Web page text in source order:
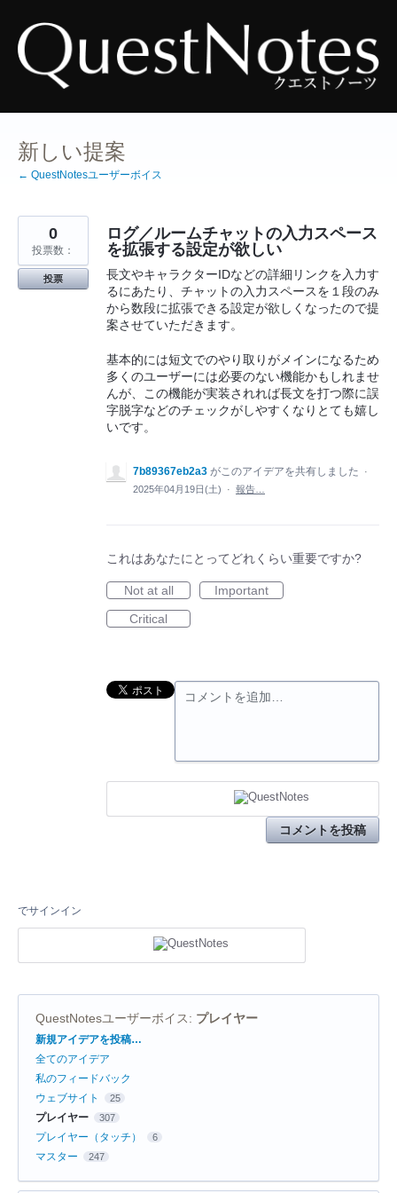
ン
テ
ン
ツ
新しい提案
← QuestNotesユーザーボイス
ログ／ルームチャットの入力スペース
を拡張する設定が欲しい
長文やキャラクターIDなどの詳細リンクを入力す
るにあたり、チャットの入力スペースを１段のみ
から数段に拡張できる設定が欲しくなったので提
案させていただきます。
基本的には短文でのやり取りがメインになるため
多くのユーザーには必要のない機能かもしれませ
んが、この機能が実装されれば長文を打つ際に誤
字脱字などのチェックがしやすくなりとても嬉し
いです。
0
投票数：
投票
7b89367eb2a3 がこのアイデアを共有しました
·
2025年04月19日(土)
· 報告…
これはあなたにとってどれくらい重要ですか?
Not at all
Important
Critical
コメントを追加…
コメントを投稿
でサインイン
QuestNotesユーザーボイス: プレイヤー
カ
テ
ゴ
リ
新規アイデアを投稿…
全てのアイデア
私のフィードバック
ウェブサイト
25
プレイヤー 307
プレイヤー（タッチ） 6
マスター 247